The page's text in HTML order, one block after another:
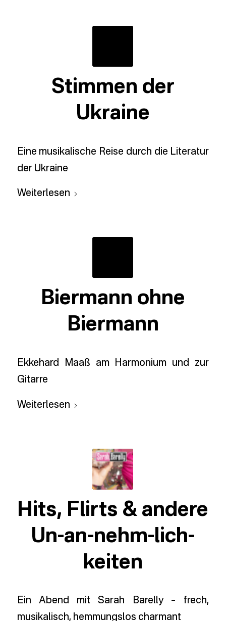
Stimmen der
Ukraine
Eine musikalische Reise durch die Literatur
der Ukraine
Weiterlesen
Biermann ohne
Biermann
Ekkehard Maaß am Harmonium und zur
Gitarre
Weiterlesen
Hits, Flirts & andere
Un-an-nehm-lich-
keiten
Ein Abend mit Sarah Barelly – frech,
musikalisch, hemmungslos charmant